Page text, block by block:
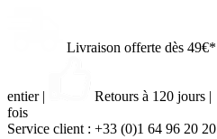
Livraison offerte dès 49€*
entier | Retours à 120 jours |
fois
Service client : +33 (0)1 64 96 20 20